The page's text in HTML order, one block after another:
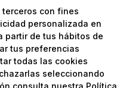
·Marketing estratégico y
con fines
personalizada en
partir de tus hábitos de
tus preferencias
todas las cookies
seleccionando
consulta nuestra Política